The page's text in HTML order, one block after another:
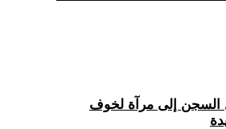
السجن إلى مرآة لخوف